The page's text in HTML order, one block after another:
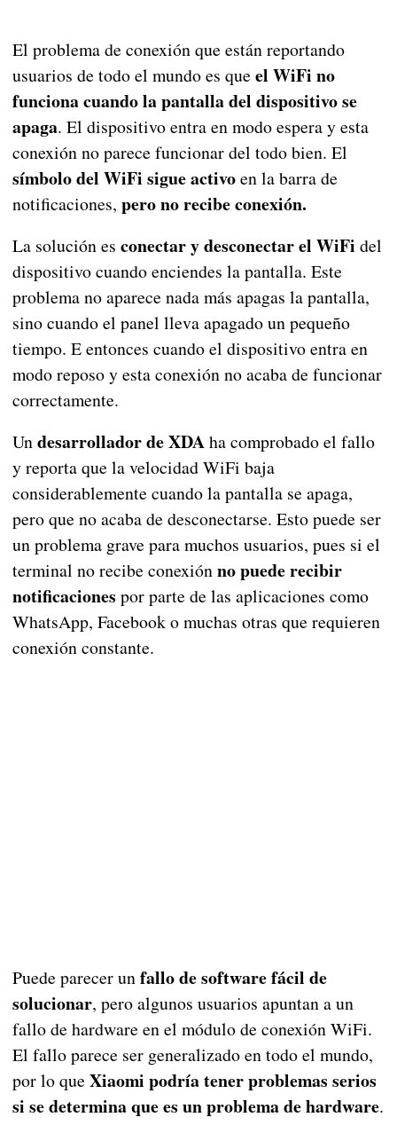
El problema de conexión que están reportando
usuarios de todo el mundo es que el WiFi no
funciona cuando la pantalla del dispositivo se
apaga. El dispositivo entra en modo espera y esta
conexión no parece funcionar del todo bien. El
símbolo del WiFi sigue activoen la barra de
notificaciones, pero no recibe conexión.
La solución es conectar y desconectar el WiFi del
dispositivo cuando enciendes la pantalla. Este
problema no aparece nada más apagas la pantalla,
sino cuando el panel lleva apagado un pequeño
tiempo. E entonces cuando el dispositivo entra en
modo reposo y esta conexión no acaba de funcionar
correctamente.
Undesarrollador de XDAha comprobado el fallo
y reporta que la velocidad WiFi baja
considerablemente cuando la pantalla se apaga,
pero que no acaba de desconectarse. Esto puede ser
un problema grave para muchos usuarios, pues si el
terminal no recibe conexiónno puede recibir
notificaciones por parte de las aplicaciones como
WhatsApp, Facebook o muchas otras que requieren
conexión constante.
Puede parecer unfallo de software fácil de
solucionar, pero algunos usuarios apuntan a un
fallo de hardware en el módulo de conexión WiFi.
El fallo parece ser generalizado en todo el mundo,
por lo que Xiaomi podría tener problemas serios
si se determina que es un problema de hardware.